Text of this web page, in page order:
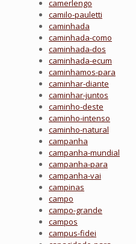
camerlengo
camilo-pauletti
caminhada
caminhada-como
caminhada-dos
caminhada-ecum
caminhamos-para
caminhar-diante
caminhar-juntos
caminho-deste
caminho-intenso
caminho-natural
campanha
campanha-mundial
campanha-para
campanha-vai
campinas
campo
campo-grande
campos
campus-fidei